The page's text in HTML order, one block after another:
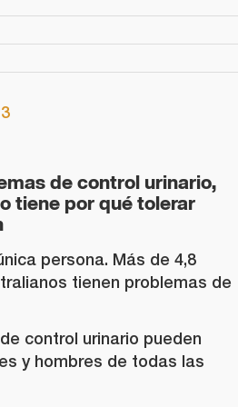
de control urinario,
tiene por qué tolerar
persona. Más de 4,8
tienen problemas de
control urinario pueden
y hombres de todas las